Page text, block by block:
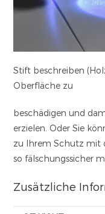
Stift beschreiben
Oberfläche zu
beschädigen und
erzielen. Oder Sie
zu Ihrem Schutz mit
so fälschungssicher
Zusätzliche